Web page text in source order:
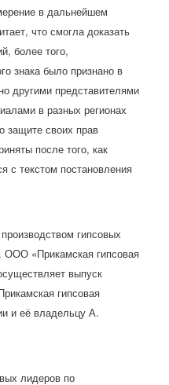
в дальнейшем
что смогла доказать
более того,
знака было признано в
другими представителями
в разных регионах
защите своих прав
после того, как
с текстом постановления
гипсовых
ООО «Прикамская гипсовая
выпуск
гипсовая
и её владельцу А.
лидеров по